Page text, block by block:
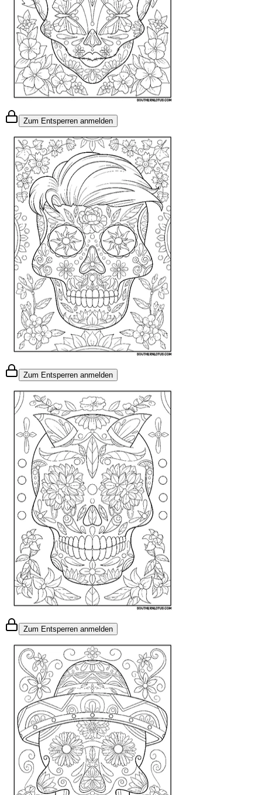
Zum Entsperren anmelden
Zum Entsperren anmelden
Zum Entsperren anmelden